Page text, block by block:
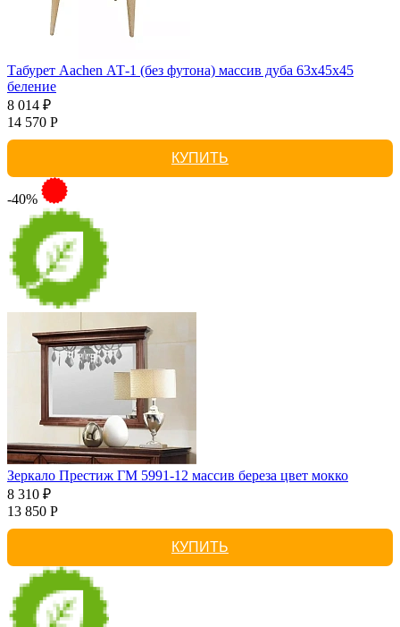
Табурет Aachen АТ-1 (без футона) массив дуба 63х45х45
беление
8 014 ₽
14 570 Р
КУПИТЬ
-40%
Зеркало Престиж ГМ 5991-12 массив береза цвет мокко
8 310 ₽
13 850 Р
КУПИТЬ